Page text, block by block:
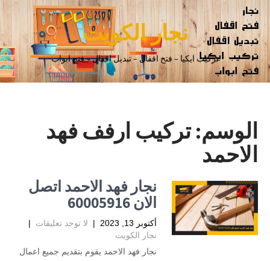
نجار الكويت
تركيب ايكيا – فتح اقفال – تبديل اقفال – فتح ابواب
الوسم:تركيب ارفف فهد
الاحمد
نجار فهد الاحمد اتصل
الان 60005916
أكتوبر 13, 2023 | لا توجد تعليقات
|
نجار الكويت
نجار فهد الاحمد يقوم بتقديم جميع اعمال